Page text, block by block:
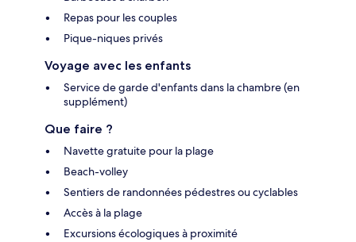
Repas pour les couples
Pique-niques privés
Voyage avec les enfants
Service de garde d'enfants dans la chambre (en
supplément)
Que faire ?
Navette gratuite pour la plage
Beach-volley
Sentiers de randonnées pédestres ou cyclables
Accès à la plage
Excursions écologiques à proximité